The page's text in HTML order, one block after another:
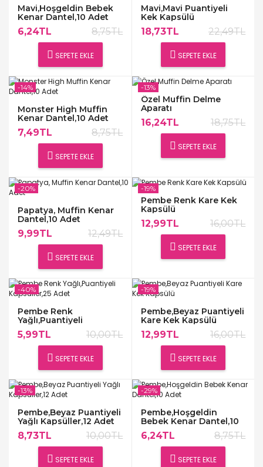
Mavi,Hoşgeldin Bebek
Kenar Dantel,10 Adet
6,24TL 8,75TL
SEPETE EKLE
Mavi,Mavi Puantiyeli
Kek Kapsülü
18,73TL 22,49TL
SEPETE EKLE
Monster High Muffin
Kenar Dantel,10 Adet
7,49TL 8,75TL
SEPETE EKLE
-14%
Özel Muffin Delme
Aparatı
16,24TL 18,75TL
SEPETE EKLE
-13%
Papatya, Muffin Kenar
Dantel,10 Adet
9,99TL 12,49TL
SEPETE EKLE
-20%
Pembe Renk Kare Kek
Kapsülü
12,99TL 16,00TL
SEPETE EKLE
-19%
Pembe Renk
Yağlı,Puantiyeli
Kapsüller,25 Adet
5,99TL 10,00TL
SEPETE EKLE
-40%
Pembe,Beyaz Puantiyeli
Kare Kek Kapsülü
12,99TL 16,00TL
SEPETE EKLE
-19%
Pembe,Beyaz Puantiyeli
Yağlı Kapsüller,12 Adet
8,73TL 10,00TL
SEPETE EKLE
-13%
Pembe,Hoşgeldin
Bebek Kenar Dantel,10
Adet
6,24TL 8,75TL
SEPETE EKLE
-29%